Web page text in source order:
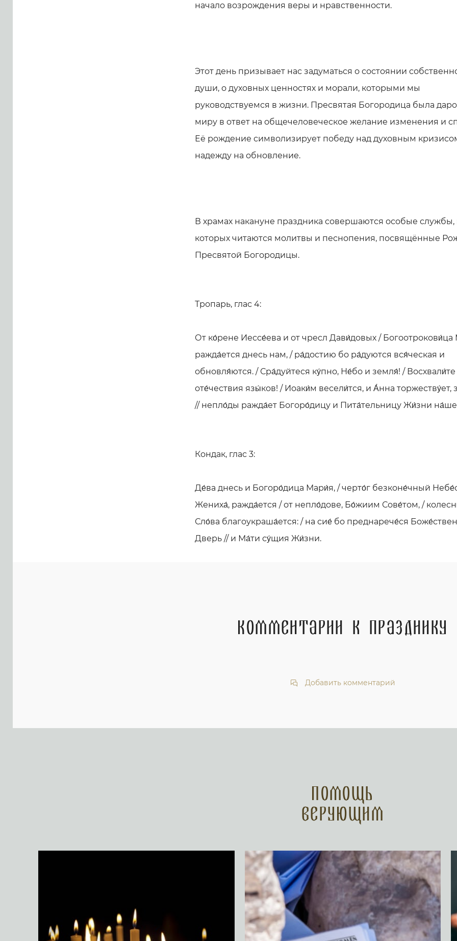
начало возрождения веры и нравственности.
Этот день призывает нас задуматься о состоянии
души, о духовных ценностях и морали, которыми мы
руководствуемся в жизни. Пресвятая Богородица была
миру в ответ на общечеловеческое желание изменения и
Её рождение символизирует победу над духовным
надежду на обновление.
В храмах накануне праздника совершаются особые службы,
которых читаются молитвы и песнопения, посвящённые
Пресвятой Богородицы.
Тропарь, глас 4:
От ко́рене Иессе́ева и от чресл Дави́довых /
ражда́ется днесь нам, / ра́достию бо ра́дуются вся́ческая и
обновля́ются. / Сра́дуйтеся ку́пно, Не́бо и земля́! /
оте́чествия язы́ков! / Иоаки́м весели́тся, и А́нна торжеству́ет,
// непло́ды ражда́ет Богоро́дицу и Пита́тельницу Жи́зни
Кондак, глас 3:
Де́ва днесь и Богоро́дица Мари́я, / черто́г безконе́чный
Жениха́, ражда́ется / от непло́дове, Бо́жиим Сове́том, /
Сло́ва благоукраша́ется: / на сие́ бо преднарече́ся
Дверь // и Ма́ти су́щия Жи́зни.
Комментарии к празднику
Добавить комментарий
Помощь
верующим